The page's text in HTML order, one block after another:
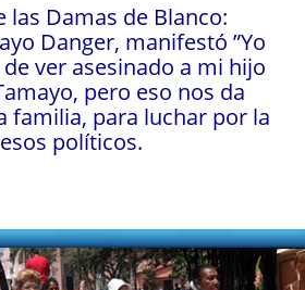
las Damas de Blanco:
Danger, manifestó ”Yo
ver asesinado a mi hijo
pero eso nos da
familia, para luchar por la
políticos.